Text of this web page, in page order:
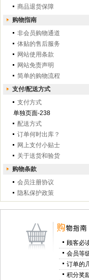
商品退货保障
购物指南
非会员购物通道
体贴的售后服务
网站使用条款
网站免责声明
简单的购物流程
支付/配送方式
支付方式
单独页面-238
配送方式
订单何时出库？
网上支付小贴士
关于送货和验货
购物条款
会员注册协议
隐私保护政策
顾客必
会员等
订单的
积分奖